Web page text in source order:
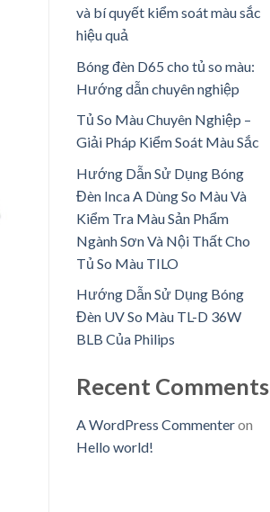
và bí quyết kiểm soát màu sắc
hiệu quả
Bóng đèn D65 cho tủ so màu:
Hướng dẫn chuyên nghiệp
Tủ So Màu Chuyên Nghiệp –
Giải Pháp Kiểm Soát Màu Sắc
Hướng Dẫn Sử Dụng Bóng
Đèn Inca A Dùng So Màu Và
Kiểm Tra Màu Sản Phẩm
Ngành Sơn Và Nội Thất Cho
Tủ So Màu TILO
Hướng Dẫn Sử Dụng Bóng
Đèn UV So Màu TL-D 36W
BLB Của Philips
Recent Comments
A WordPress Commenteron
Hello world!